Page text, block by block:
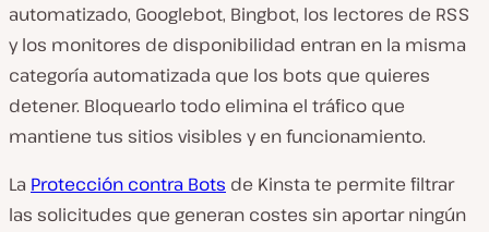
automatizado, Googlebot, Bingbot, los lectores de RSS
y los monitores de disponibilidad entran en la misma
categoría automatizada que los bots que quieres
detener. Bloquearlo todo elimina el tráfico que
mantiene tus sitios visibles y en funcionamiento.
La Protección contra Bots de Kinsta te permite filtrar
las solicitudes que generan costes sin aportar ningún